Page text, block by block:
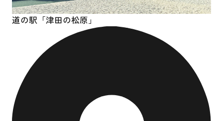
道の駅「津田の松原」